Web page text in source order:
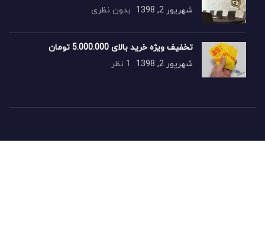
شهریور 2, 1398
بدون نظری
تخفیف ویژه خرید بالای 5.000.000 تومان
شهریور 2, 1398
1 نظر